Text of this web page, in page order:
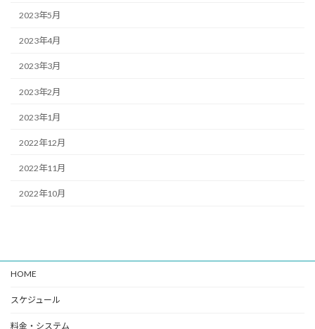
2023年5月
2023年4月
2023年3月
2023年2月
2023年1月
2022年12月
2022年11月
2022年10月
HOME
スケジュール
料金・システム